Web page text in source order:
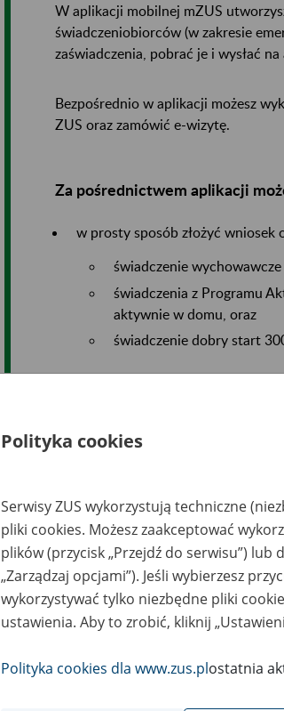
W aplikacji mobilnej mZUS
świadczeniobiorców (w zakresie
zaświadczenia, pobrać je i wysłać
Bezpośrednio w aplikacji możesz
ZUS oraz zamówić e-wizytę.
Za pośrednictwem aplikacji
w prosty sposób złożyć wniosek
świadczenie wychowawcze
świadczenia z Programu
aktywnie w domu, oraz
świadczenie dobry start
Po złożeniu wniosku możesz
Jeśli masz złożony wniosek o
podstawie utworzyć nowy
Jeśli tworzysz dowolny
możesz w kreatorze wybrać
ręcznie.
szybko sprawdzić, co się dzieje z
W aplikacji masz dostęp do
Polityka cookies
Serwisy ZUS wykorzystują techniczne
pliki cookies. Możesz zaakceptować
plików (przycisk „Przejdź do serwisu”) lub
„Zarządzaj opcjami”). Jeśli wybierzesz
wykorzystywać tylko niezbędne pliki
ustawienia. Aby to zrobić, kliknij
Polityka cookies dla www.zus.plostatnia